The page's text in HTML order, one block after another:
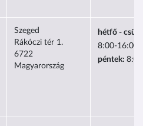
Szeged
Rákóczi tér 1.
6722
Magyarország
hétfő -
8:00-16:00
péntek: